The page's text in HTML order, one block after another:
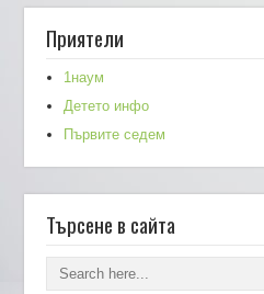
Приятели
1наум
Детето инфо
Първите седем
Търсене в сайта